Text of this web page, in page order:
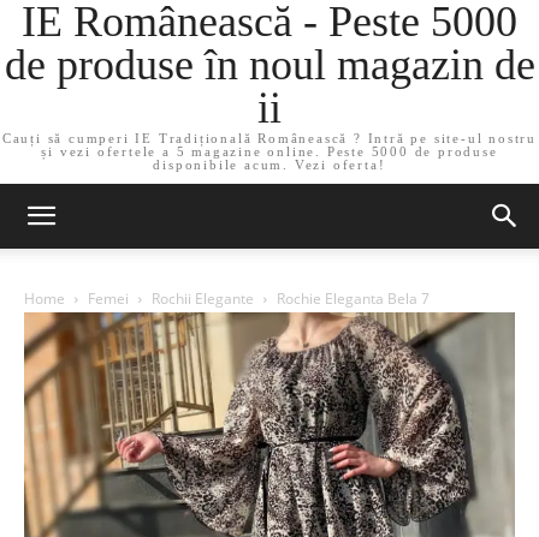
IE Românească - Peste 5000
de produse în noul magazin de
ii
Cauți să cumperi IE Tradițională Românească ? Intră pe site-ul nostru
și vezi ofertele a 5 magazine online. Peste 5000 de produse
disponibile acum. Vezi oferta!
Home Femei Rochii Elegante Rochie Eleganta Bela 7